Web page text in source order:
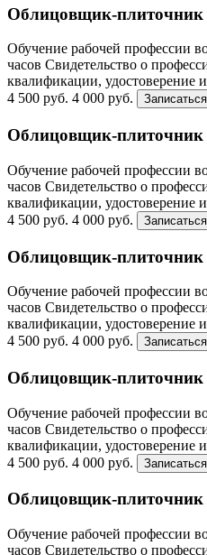
Облицовщик-плиточник
Обучение рабочей профессии
часов Свидетельство о
квалификации, удостоверение
4 500 руб. 4 000 руб. Записаться
Облицовщик-плиточник
Обучение рабочей профессии
часов Свидетельство о
квалификации, удостоверение
4 500 руб. 4 000 руб. Записаться
Облицовщик-плиточник
Обучение рабочей профессии
часов Свидетельство о
квалификации, удостоверение
4 500 руб. 4 000 руб. Записаться
Облицовщик-плиточник
Обучение рабочей профессии
часов Свидетельство о
квалификации, удостоверение
4 500 руб. 4 000 руб. Записаться
Облицовщик-плиточник
Обучение рабочей профессии
часов Свидетельство о